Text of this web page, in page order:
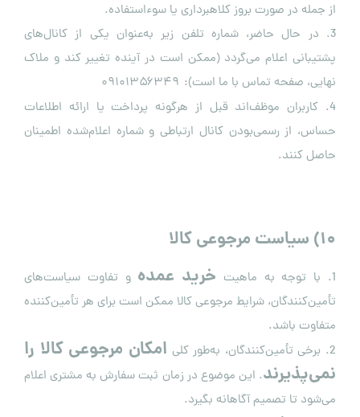
از جمله در صورت بروز کلاهبرداری یا سوءاستفاده.
3. در حال حاضر، شماره تلفن زیر به‌عنوان یکی از کانال‌های
پشتیبانی اعلام می‌گردد (ممکن است در آینده تغییر کند و ملاک
نهایی، صفحه تماس با ما است): ۰۹۱۰۱۳۵۶۳۴۹
4. کاربران موظف‌اند قبل از هرگونه پرداخت یا ارائه اطلاعات
حساس، از رسمی‌بودن کانال ارتباطی و شماره اعلام‌شده اطمینان
حاصل کنند.
۱۰) سیاست مرجوعی کالا
1. با توجه به ماهیت خرید عمده و تفاوت سیاست‌های
تأمین‌کنندگان، شرایط مرجوعی کالا ممکن است برای هر تأمین‌کننده
متفاوت باشد.
2. برخی تأمین‌کنندگان، به‌طور کلی
امکان مرجوعی کالا را
نمی‌پذیرند. این موضوع در زمان ثبت سفارش به مشتری اعلام
می‌شود تا تصمیم آگاهانه بگیرد.